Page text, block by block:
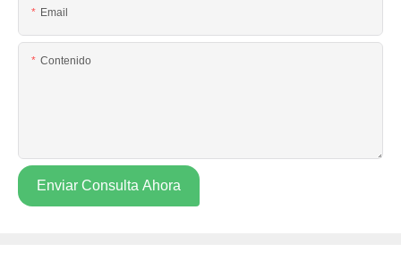
Email
Contenido
Enviar Consulta Ahora